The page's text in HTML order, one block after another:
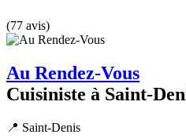
(77 avis)
Au Rendez-Vous
Cuisiniste à Saint-
📍 Saint-Denis